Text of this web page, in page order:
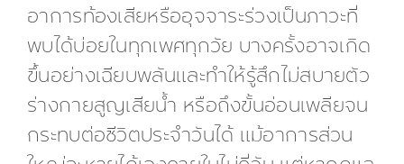
อาการท้องเสียหรืออุจจาระร่วงเป็นภาวะที่
พบได้บ่อยในทุกเพศทุกวัย บางครั้งอาจเกิด
ขึ้นอย่างเฉียบพลันและทำให้รู้สึกไม่สบายตัว
ร่างกายสูญเสียน้ำ หรือถึงขั้นอ่อนเพลียจน
กระทบต่อชีวิตประจำวันได้ แม้อาการส่วน